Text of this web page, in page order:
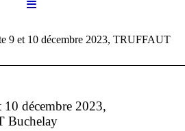
9 et 10 décembre 2023, TRUFFAUT
10 décembre 2023,
Buchelay